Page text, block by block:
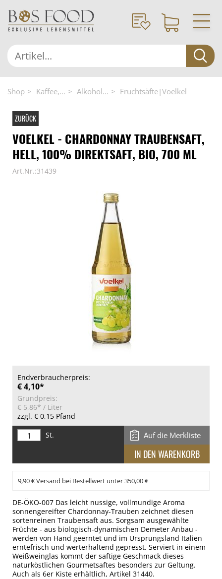
Shop Kaffee,... Alkohol... Fruchtsäfte|Voelkel
ZURÜCK
VOELKEL - CHARDONNAY TRAUBENSAFT,
HELL, 100% DIREKTSAFT, BIO, 700 ML
Art.Nr.:31439
Endverbraucherpreis:
€ 4,10*
Grundpreis:
€ 5,86* / Liter
zzgl. € 0,15 Pfand
St.
Auf die Merkliste
9,90 € Versand bei Bestellwert unter 350,00 €
DE-ÖKO-007 Das leicht nussige, vollmundige Aroma
sonnengereifter Chardonnay-Trauben zeichnet diesen
sortenreinen Traubensaft aus. Sorgsam ausgewählte
Früchte - aus biologisch-dynamischen Demeter Anbau -
werden von Hand geerntet und im Ursprungsland Italien
erntefrisch und werterhaltend gepresst. Serviert in einem
Weißweinglas kommt der saftige Geschmack dieses
naturköstlichen Gourmetsaftes besonders zur Geltung.
Auch als 6er Kiste erhältlich, Artikel 31440.